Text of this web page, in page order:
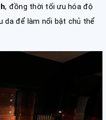
, đồng thời tối ưu hóa độ
da để làm nổi bật chủ thể